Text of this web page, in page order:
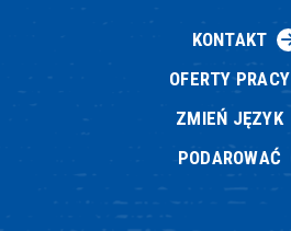
KONTAKT
OFERTY PRACY
ZMIEŃ JĘZYK
PODAROWAĆ